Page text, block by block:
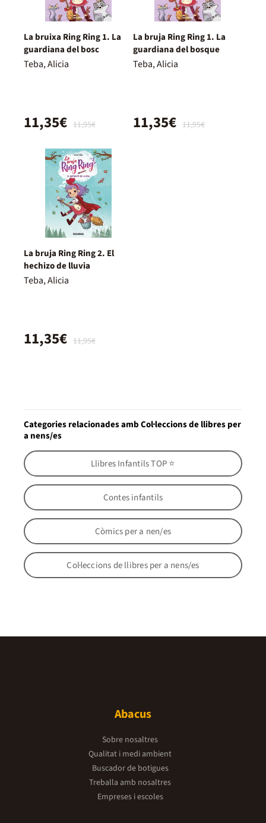
La bruixa Ring Ring 1. La
guardiana del bosc
Teba, Alicia
11,95€
11,35€
La bruja Ring Ring 1. La
guardiana del bosque
Teba, Alicia
11,95€
11,35€
La bruja Ring Ring 2. El
hechizo de lluvia
Teba, Alicia
11,95€
11,35€
Categories relacionades amb Col·leccions de llibres per
a nens/es
Llibres Infantils TOP ⭐
Contes infantils
Còmics per a nen/es
Col·leccions de llibres per a nens/es
Abacus
Sobre nosaltres
Qualitat i medi ambient
Buscador de botigues
Treballa amb nosaltres
Empreses i escoles